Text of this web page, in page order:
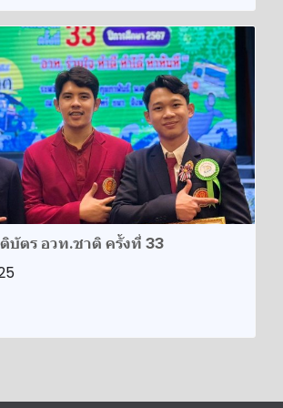
บัตร อวท.ชาติ ครั้งที่ 33